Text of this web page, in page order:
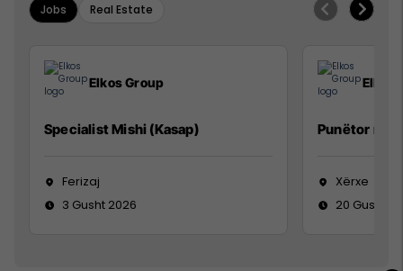
Jobs Real Estate
Elkos Group
Specialist Mishi (Kasap)
Ferizaj
3 Gusht 2026
Elkos
Punëtor në
Xërxe
20 Gusht